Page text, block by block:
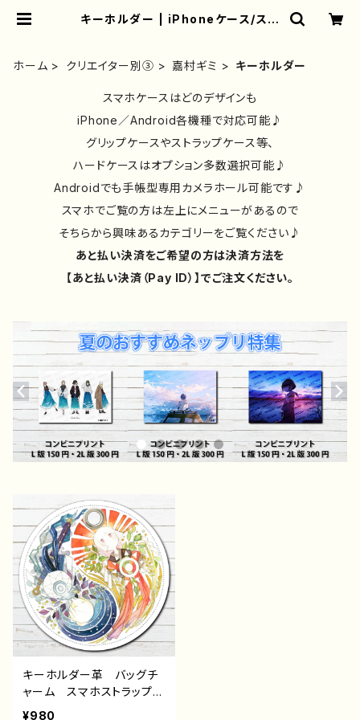
キーホルダー | iPhoneケース/スマ
雑貨屋アリうさ
ホーム クリエイター別③ 嘉村ギミ キーホルダー
スマホケースはどのデザインも
iPhone／Android各機種で対応可能♪
グリップケースやストラップケース等、
ハードケースはオプション多数選択可能♪
Androidでも手帳型専用カメラホール可能です♪
スマホでご覧の方は左上にメニューがあるので
そちらから興味あるカテゴリーをご覧ください♪
あと払い決済をご希望の方は決済方法を
【あと払い決済（Pay ID）】でご注文ください。
キーホルダー革 バッグチ
ャーム スマホストラップ
おしゃれ メンズ 人気
¥980